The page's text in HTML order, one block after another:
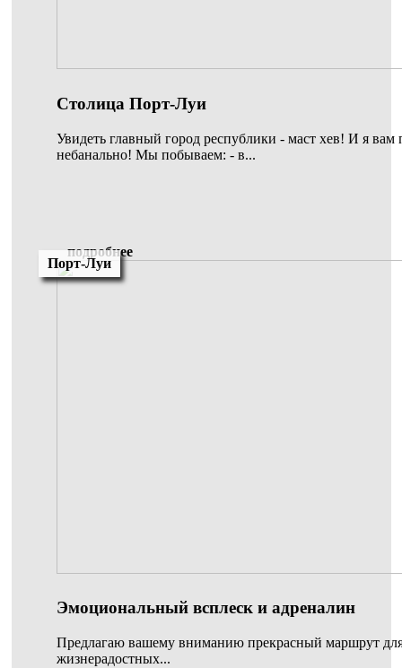
Столица Порт-Луи
Увидеть главный город республики - маст хев! И я вам
небанально! Мы побываем: - в...
подробнее
Порт-Луи
Эмоциональный всплеск и адреналин
Предлагаю вашему вниманию прекрасный маршрут
жизнерадостных...